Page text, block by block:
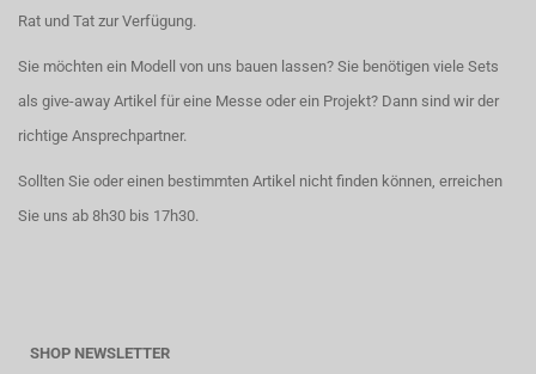
Rat und Tat zur Verfügung.
Sie möchten ein Modell von uns bauen lassen? Sie benötigen viele Sets
als give-away Artikel für eine Messe oder ein Projekt? Dann sind wir der
richtige Ansprechpartner.
Sollten Sie oder einen bestimmten Artikel nicht finden können, erreichen
Sie uns ab 8h30 bis 17h30.
SHOP NEWSLETTER